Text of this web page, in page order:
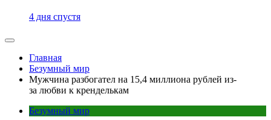
4 дня спустя
Главная
Безумный мир
Мужчина разбогател на 15,4 миллиона рублей из-
за любви к кренделькам
Безумный мир